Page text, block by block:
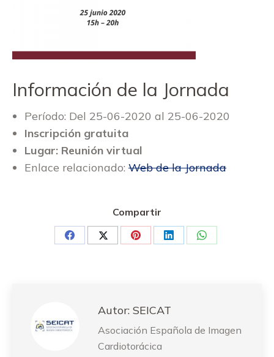
Información de la Jornada
Período: Del 25-06-2020 al 25-06-2020
Inscripción gratuita
Lugar: Reunión virtual
Enlace relacionado: Web de la Jornada
Compartir
Share Share Share Share Share
Autor: SEICAT
Asociación Española de Imagen
Cardiotorácica